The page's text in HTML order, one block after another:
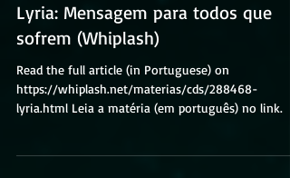
Lyria: Mensagem para todos que
sofrem (Whiplash)
Read the full article (in Portuguese) on
https://whiplash.net/materias/cds/288468-
lyria.html Leia a matéria (em português) no link.